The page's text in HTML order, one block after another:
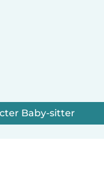
Baby-sitter